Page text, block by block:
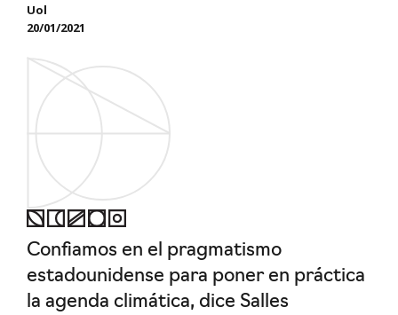
Uol
20/01/2021
Confiamos en el pragmatismo
estadounidense para poner en práctica
la agenda climática, dice Salles